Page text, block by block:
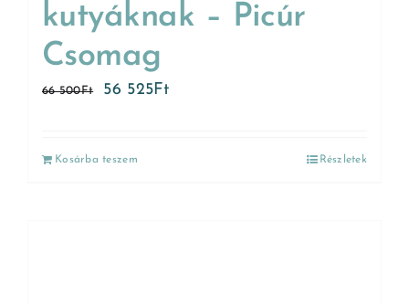
kutyáknak – Picúr
Csomag
66 500Ft 56 525Ft
Kosárba teszem Részletek